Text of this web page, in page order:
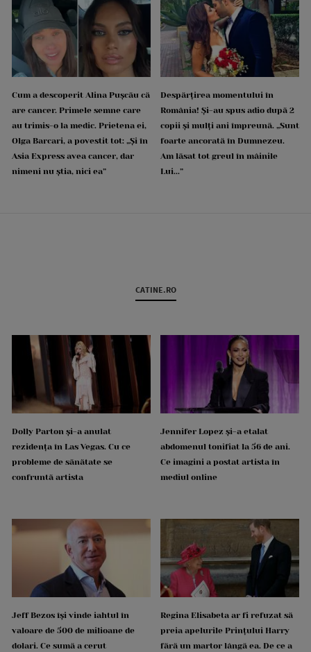
Cum a descoperit Alina Pușcău că
are cancer. Primele semne care
au trimis-o la medic. Prietena ei,
Olga Barcari, a povestit tot: „Și în
Asia Express avea cancer, dar
nimeni nu știa, nici ea”
Despărțirea momentului în
România! Și-au spus adio după 2
copii și mulți ani împreună. „Sunt
foarte ancorată în Dumnezeu.
Am lăsat tot greul în mâinile
Lui...”
CATINE.RO
Dolly Parton și-a anulat
rezidența în Las Vegas. Cu ce
probleme de sănătate se
confruntă artista
Jennifer Lopez și-a etalat
abdomenul tonifiat la 56 de ani.
Ce imagini a postat artista în
mediul online
Jeff Bezos își vinde iahtul în
valoare de 500 de milioane de
dolari. Ce sumă a cerut
Regina Elisabeta ar fi refuzat să
preia apelurile Prințului Harry
fără un martor lângă ea. De ce a